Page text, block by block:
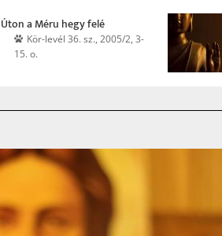
Úton a Méru hegy felé
Kör-levél 36. sz., 2005/2, 3-
15. o.